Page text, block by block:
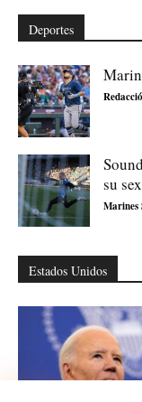
Deportes
su
Marines
Estados Unidos